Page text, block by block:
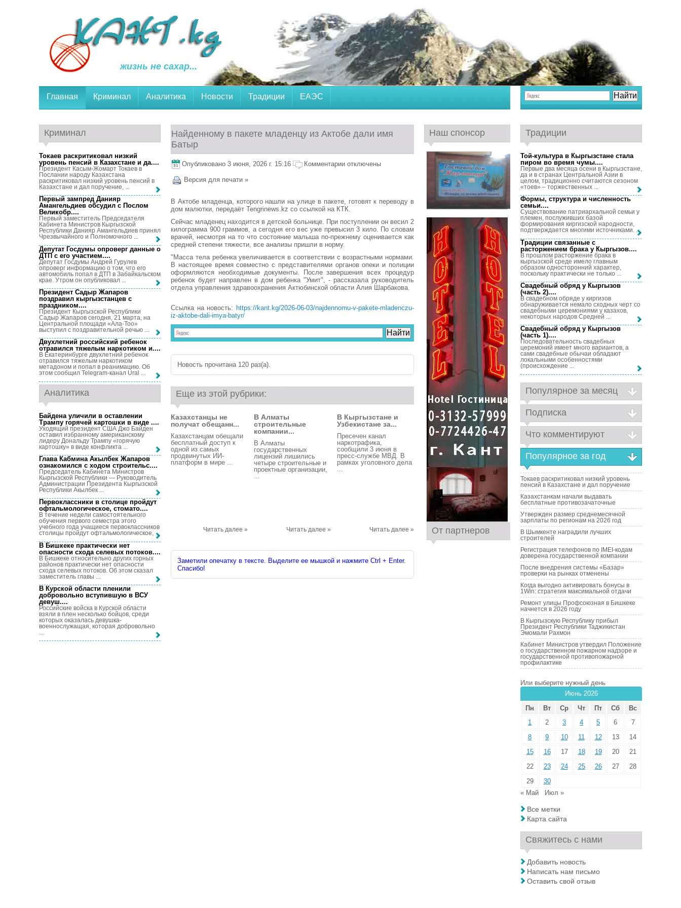
жизнь не сахар...
Главная Криминал Аналитика Новости Традиции ЕАЭС
Найденному в пакете младенцу из Актобе дали имя
Батыр
Опубликовано 3 июня, 2026 г. 15:16 Комментарии отключены
Версия для печати »
В Актобе младенца, которого нашли на улице в пакете, готовят к переводу в
дом малютки, передаёт Tengrinews.kz со ссылкой на КТК.
Сейчас младенец находится в детской больнице. При поступлении он весил 2
килограмма 900 граммов, а сегодня его вес уже превысил 3 кило. По словам
врачей, несмотря на то что состояние малыша по-прежнему оценивается как
средней степени тяжести, все анализы пришли в норму.
"Масса тела ребенка увеличивается в соответствии с возрастными нормами.
В настоящее время совместно с представителями органов опеки и полиции
оформляются необходимые документы. После завершения всех процедур
ребенок будет направлен в дом ребенка "Умит", - рассказала руководитель
отдела управления здравоохранения Актюбинской области Алия Шарбакова.
Ссылка на новость: https://kant.kg/2026-06-03/najdennomu-v-pakete-mladenczu-
iz-aktobe-dali-imya-batyr/
Новость прочитана 120 раз(a).
Еще из этой рубрики:
Казахстанцы не
получат обещанн...
Казахстанцам обещали
бесплатный доступ к
одной из самых
продвинутых ИИ-
платформ в мире ...
Читать далее »
В Алматы
строительные
компании...
В Алматы
государственных
лицензий лишились
четыре строительные и
проектные организации,
...
Читать далее »
В Кыргызстане и
Узбекистане за...
Пресечен канал
наркотрафика,
сообщили 3 июня в
пресс-службе МВД. В
рамках уголовного дела
...
Читать далее »
Заметили опечатку в тексте. Выделите ее мышкой и нажмите Ctrl + Enter.
Спасибо!
Криминал
Токаев раскритиковал низкий
уровень пенсий в Казахстане и да....
Президент Касым-Жомарт Токаев в
Послании народу Казахстана
раскритиковал низкий уровень пенсий в
Казахстане и дал поручение, ...
Первый зампред Данияр
Амангельдиев обсудил с Послом
Великобр....
Первый заместитель Председателя
Кабинета Министров Кыргызской
Республики Данияр Амангельдиев принял
Чрезвычайного и Полномочного ...
Депутат Госдумы опроверг данные о
ДТП с его участием....
Депутат Госдумы Андрей Гурулев
опроверг информацию о том, что его
автомобиль попал в ДТП в Забайкальском
крае. Утром он опубликовал ...
Президент Садыр Жапаров
поздравил кыргызстанцев с
праздником....
Президент Кыргызской Республики
Садыр Жапаров сегодня, 21 марта, на
Центральной площади «Ала-Тоо»
выступил с поздравительной речью ...
Двухлетний российский ребенок
отравился тяжелым наркотиком и....
В Екатеринбурге двухлетний ребенок
отравился тяжелым наркотиком
метадоном и попал в реанимацию. Об
этом сообщил Telegram-канал Ural ...
Аналитика
Байдена уличили в оставлении
Трампу горячей картошки в виде ....
Уходящий президент США Джо Байден
оставил избранному американскому
лидеру Дональду Трампу «горячую
картошку» в виде конфликта ...
Глава Кабмина Акылбек Жапаров
ознакомился с ходом строительс....
Председатель Кабинета Министров
Кыргызской Республики — Руководитель
Администрации Президента Кыргызской
Республики Акылбек ...
Первоклассники в столице пройдут
офтальмологическое, стомато....
В течение недели самостоятельного
обучения первого семестра этого
учебного года учащиеся первоклассников
столицы пройдут офтальмологическое, ...
В Бишкеке практически нет
опасности схода селевых потоков....
В Бишкеке относительно других горных
районов практически нет опасности
схода селевых потоков. Об этом сказал
заместитель главы ...
В Курской области пленили
добровольно вступившую в ВСУ
девуш....
Российские войска в Курской области
взяли в плен несколько бойцов, среди
которых оказалась девушка-
военнослужащая, которая добровольно
...
Наш спонсор
От партнеров
Традиции
Той-культура в Кыргызстане стала
пиром во время чумы....
Первые два месяца осени в Кыргызстане,
да и в странах Центральной Азии в
целом, традиционно считаются сезоном
«тоев» – торжественных ...
Формы, структура и численность
семьи....
Существование патриархальной семьи у
племен, послуживших базой
формирования киргизской народности,
подтверждается многими источниками. ...
Традиции связанные с
расторжением брака у Кыргызов....
В прошлом расторжение брака в
кыргызской среде имело главным
образом односторонний характер,
поскольку практически не только ...
Свадебный обряд у Кыргызов
(часть 2)....
В свадебном обряде у киргизов
обнаруживается немало сходных черт со
свадебными церемониями у казахов,
некоторых народов Средней ...
Свадебный обряд у Кыргызов
(часть 1)....
Последовательность свадебных
церемоний имеет много вариантов, а
сами свадебные обычаи обладают
локальными особенностями
(происхождение ...
Популярное за месяц
Подписка
Что комментируют
Популярное за год
Токаев раскритиковал низкий уровень
пенсий в Казахстане и дал поручение
Казахстанкам начали выдавать
бесплатные противозачаточные
Утвержден размер среднемесячной
зарплаты по регионам на 2026 год
В Шымкенте наградили лучших
строителей
Регистрация телефонов по IMEI-кодам
доверена государственной компании
После внедрения системы «Базар»
проверки на рынках отменены
Когда выгодно активировать бонусы в
1Win: стратегия максимальной отдачи
Ремонт улицы Профсоюзная в Бишкеке
начнется в 2026 году
В Кыргызскую Республику прибыл
Президент Республики Таджикистан
Эмомали Рахмон
Кабинет Министров утвердил Положение
о государственном пожарном надзоре и
государственной противопожарной
профилактике
Или выберите нужный день
Июнь 2026
Пн
Вт Ср Чт Пт Сб
Вс
1
2 3 4 5 6
7
8
9 10 11 12 13
14
15
16 17 18 19 20
21
22
23 24 25 26 27
28
29
30
« Май
Июл »
Все метки
Карта сайта
Свяжитесь с нами
Добавить новость
Написать нам письмо
Оставить свой отзыв